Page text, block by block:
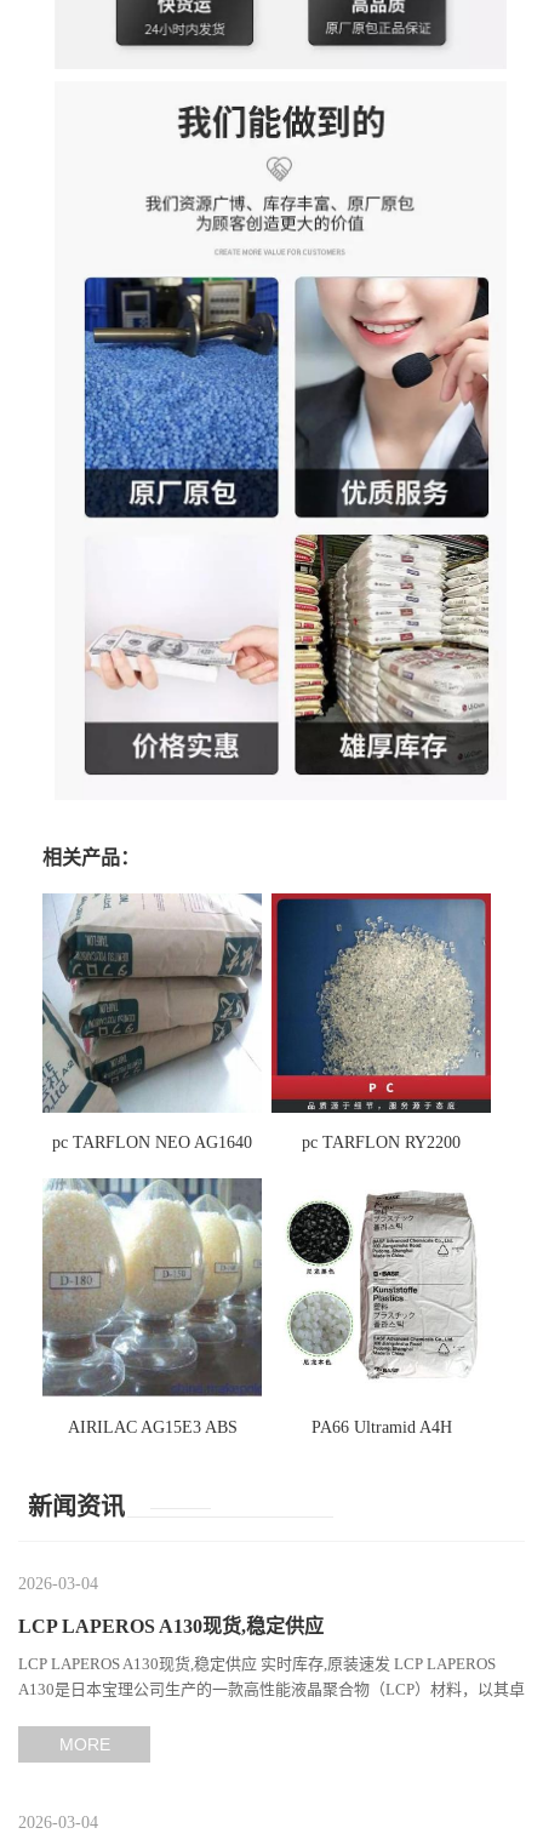
相关产品：
pc TARFLON NEO AG1640 pc TARFLON RY2200
AIRILAC AG15E3 ABS PA66 Ultramid A4H
新闻资讯
2026-03-04
LCP LAPEROS A130现货,稳定供应
LCP LAPEROS A130现货,稳定供应 实时库存,原装速发 LCP LAPEROS
A130是日本宝理公司生产的一款高性能液晶聚合物（LCP）材料，以其卓
MORE
2026-03-04